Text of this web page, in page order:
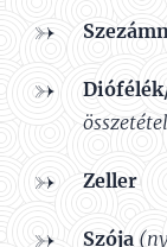
Zeller
Szója